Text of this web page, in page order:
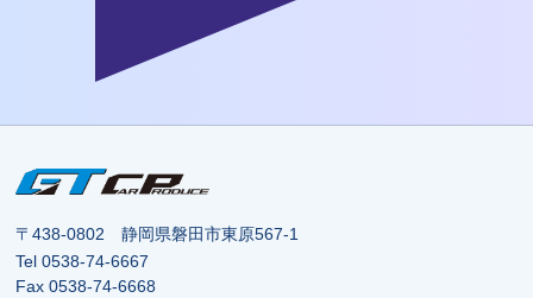
〒438-0802 静岡県磐田市東原567-1
Tel0538-74-6667
Fax 0538-74-6668